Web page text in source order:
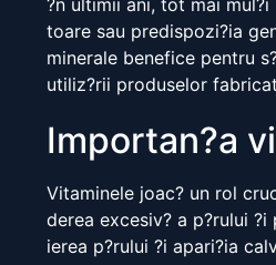
?n ultimii ani, tot mai
toare sau predispozi?ia
minerale benefice pentru
utiliz?rii produselor
Importan?a
Vitaminele joac? un rol
derea excesiv? a p?rului
ierea p?rului ?i apari?ia